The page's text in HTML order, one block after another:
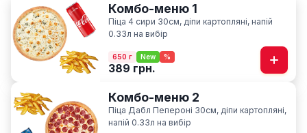
Комбо-меню 1
Піца 4 сири 30см, діпи картопляні, напій
0.33л на вибір
650 г New %
389 грн.
Комбо-меню 2
Піца Дабл Пепероні 30см, діпи картопляні,
напій 0.33л на вибір